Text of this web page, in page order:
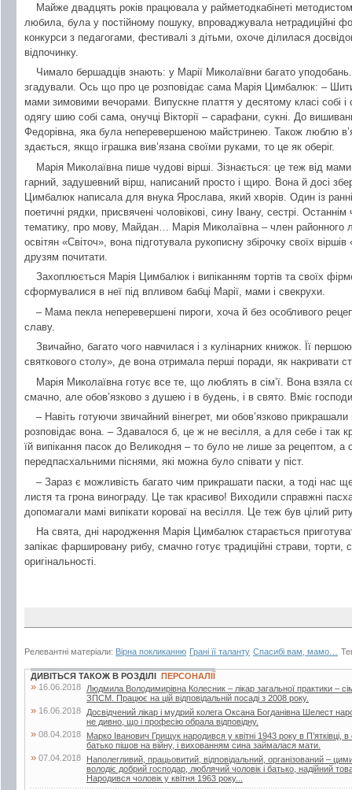
Майже двадцять років працювала у райметодкабінеті
любила, була у постійному пошуку, впроваджувала нетрадиційні
конкурси з педагогами, фестивалі з дітьми, охоче ділилася
відпочинку.
Чимало бершадців знають: у Марії Миколаївни багато
згадували. Ось що про це розповідає сама Марія Цимбалюк: –
мами зимовими вечорами. Випускне плаття у десятому класі собі
одягу шию собі сама, онучці Вікторії – сарафани, сукні. До
Федорівна, яка була неперевершеною майстринею. Також люблю
здається, якщо іграшка вив’язана своїми руками, то це як оберіг.
Марія Миколаївна пише чудові вірші. Зізнається: це теж від
гарний, задушевний вірш, написаний просто і щиро. Вона й досі
Цимбалюк написала для внука Ярослава, який хворів. Один із
поетичні рядки, присвячені чоловікові, сину Івану, сестрі.
тематику, про мову, Майдан… Марія Миколаївна – член районного
освітян «Світоч», вона підготувала рукописну збірочку своїх
друзям почитати.
Захоплюється Марія Цимбалюк і випіканням тортів та своїх
сформувалися в неї під впливом бабці Марії, мами і свекрухи.
– Мама пекла неперевершені пироги, хоча й без особливого
славу.
Звичайно, багато чого навчилася і з кулінарних книжок. Її
святкового столу», де вона отримала перші поради, як накривати
Марія Миколаївна готує все те, що люблять в сім’ї. Вона взяла
смачно, але обов’язково з душею і в будень, і в свято. Вміє
– Навіть готуючи звичайний вінегрет, ми обов’язково
розповідає вона. – Здавалося б, це ж не весілля, а для себе і так
їй випікання пасок до Великодня – то було не лише за рецептом, а
передпасхальними піснями, які можна було співати у піст.
– Зараз є можливість багато чим прикрашати паски, а тоді нас
листя та грона винограду. Це так красиво! Виходили справжні
допомагали мамі випікати короваї на весілля. Це теж був цілий
На свята, дні народження Марія Цимбалюк старається
запікає фаршировану рибу, смачно готує традиційні страви, торти,
оригінальності.
Релевантні матеріали: Вірна покликанню Грані її таланту Спасибі вам, мамо…
ДИВІТЬСЯ ТАКОЖ В РОЗДІЛІ ПЕРСОНАЛІЇ
» 16.06.2018
Людмила Володимирівна Колесник – лікар загальної практики –
ЗПСМ. Працює на цій відповідальній посаді з 2008 року.
» 16.06.2018
Досвідчений лікар і мудрий колега Оксана Богданівна Шелест
не дивно, що і професію обрала відповідну.
» 08.04.2018
Марко Іванович Грищук народився у квітні 1943 року в П’ятківці,
батько пішов на війну, і вихованням сина займалася мати.
» 07.04.2018
Наполегливий, працьовитий, відповідальний, організований –
володіє добрий господар, люблячий чоловік і батько, надійний
Народився чоловік у квітня 1963 року...